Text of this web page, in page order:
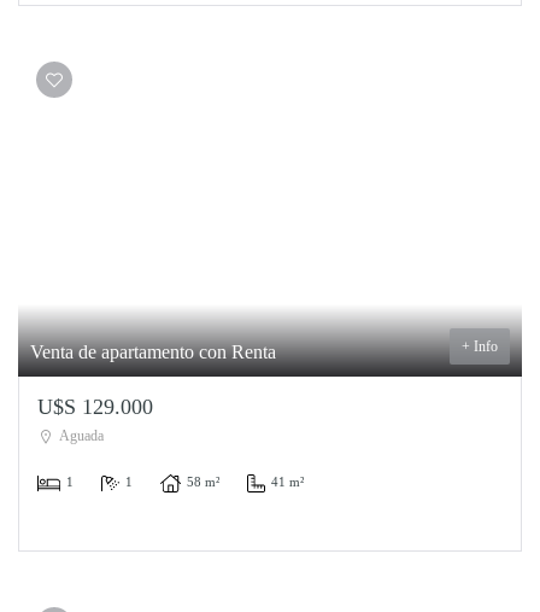
Venta de apartamento con Renta + Info
U$S 129.000
Aguada
1 1 58 m² 41 m²